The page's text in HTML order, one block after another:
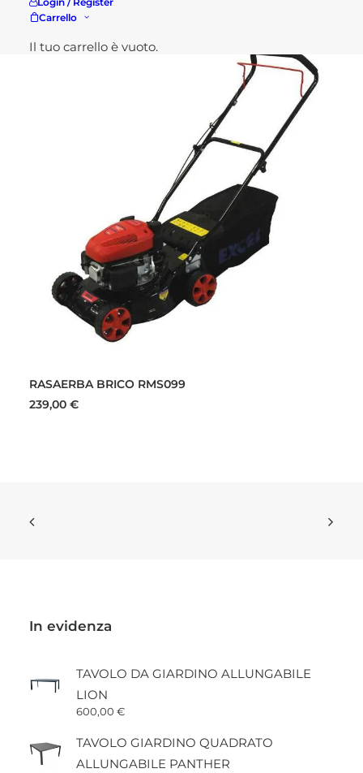
Carrello
Il tuo carrello è vuoto.
RASAERBA BRICO RMS099
239,00 €
In evidenza
TAVOLO DA GIARDINO ALLUNGABILE
LION
600,00 €
TAVOLO GIARDINO QUADRATO
ALLUNGABILE PANTHER